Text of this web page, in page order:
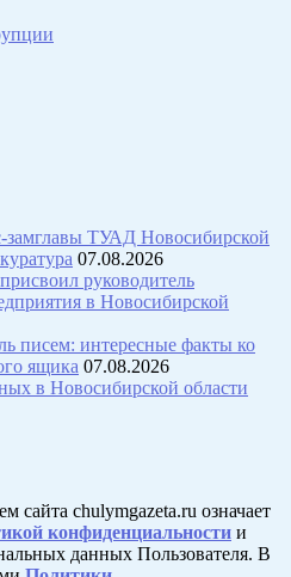
замглавы ТУАД Новосибирской
07.08.2026
руководитель
в Новосибирской
писем: интересные факты ко
ящика 07.08.2026
в Новосибирской области
сайта chulymgazeta.ru означает
конфиденциальности и
данных Пользователя. В